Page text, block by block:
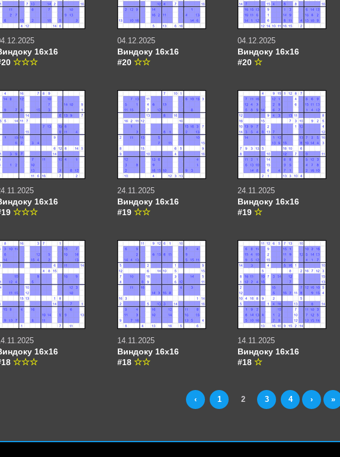
16х16
04.12.2025
Виндоку 16х16
#20
04.12.2025
Виндоку 16х16
#20
16х16
24.11.2025
Виндоку 16х16
#19
24.11.2025
Виндоку 16х16
#19
16х16
14.11.2025
Виндоку 16х16
#18
14.11.2025
Виндоку 16х16
#18
‹ 1 2 3 4 › »